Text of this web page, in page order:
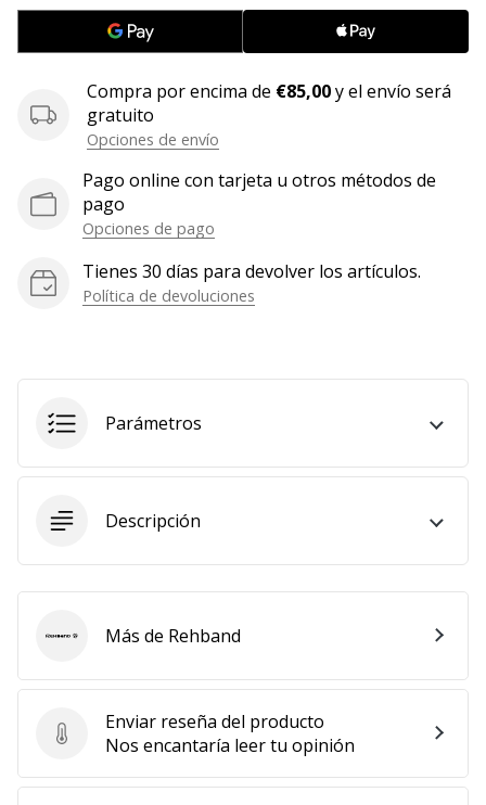
nuestro
todos
los
artículos
Compra por encima de €85,00y el envío será
gratuito
Opciones de envío
Pago online con tarjeta u otros métodos de
pago
Opciones de pago
Tienes 30 días para devolver los artículos.
Política de devoluciones
Parámetros
Descripción
Enviar reseña del producto
Enviar reseña del producto
Nos encantaría leer tu opinión
RehbandMás de Rehband